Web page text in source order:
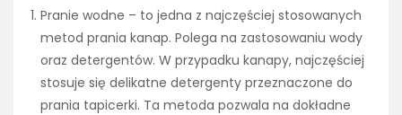
Pranie wodne – to jedna z najczęściej stosowanych
metod prania kanap. Polega na zastosowaniu wody
oraz detergentów. W przypadku kanapy, najczęściej
stosuje się delikatne detergenty przeznaczone do
prania tapicerki. Ta metoda pozwala na dokładne